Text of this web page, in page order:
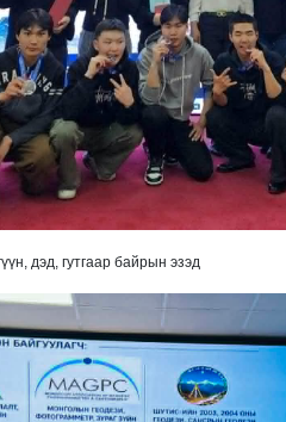
дэд, гутгаар байрын эзэд